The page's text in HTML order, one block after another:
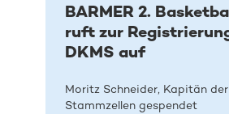
BARMER 2.
ruft zur
DKMS auf
Moritz Schneider, Kapitän
Stammzellen gespendet